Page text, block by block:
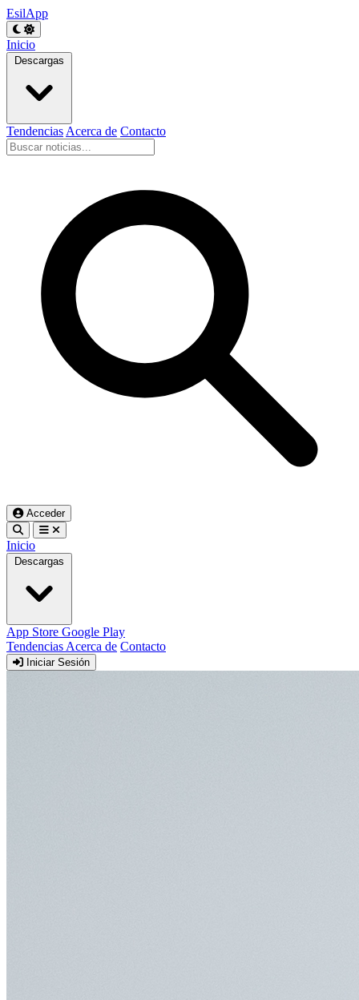
EsilApp
Inicio
Descargas
Tendencias Acerca de Contacto
Acceder
Inicio
Descargas
App Store Google Play
Tendencias Acerca de Contacto
Iniciar Sesión